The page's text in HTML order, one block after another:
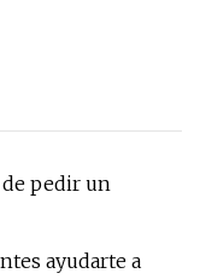
de pedir un
ayudarte a